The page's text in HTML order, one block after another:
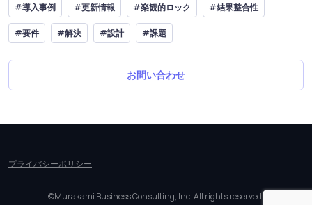
#導入事例 #更新情報 #楽観的ロック #結果整合性
#要件 #解決 #設計 #課題
お問い合わせ
プライバシーポリシー
©Murakami Business Consulting, Inc. All rights reserved.